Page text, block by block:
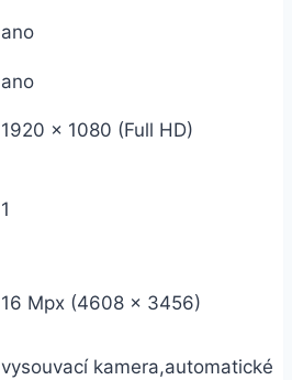
ano
ano
1920 x 1080 (Full HD)
1
16 Mpx (4608 x 3456)
vysouvací kamera,automatické